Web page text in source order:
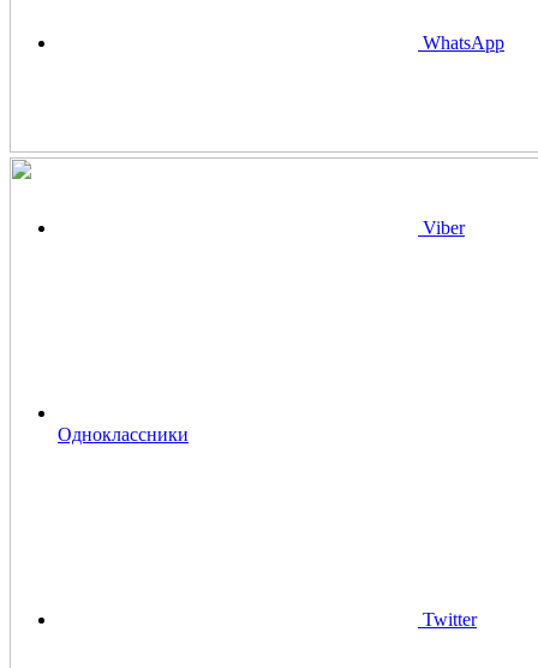
WhatsApp
Viber
Одноклассники
Twitter